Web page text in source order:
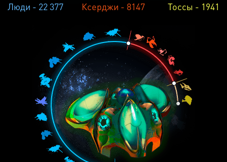
Люди - 22 377 Ксерджи - 8147 Тоссы - 1941